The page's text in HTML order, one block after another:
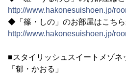
http://www.hakonesuishoen.jp/
◆「篠・しの」のお部屋はこちら
http://www.hakonesuishoen.jp/
■スタイリッシュスイートメゾネ
「郁・かおる」